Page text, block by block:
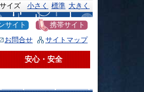
イズ 小さく 標準 大きく
サイト
携帯サイト
お問合せ サイトマップ
安心・安全